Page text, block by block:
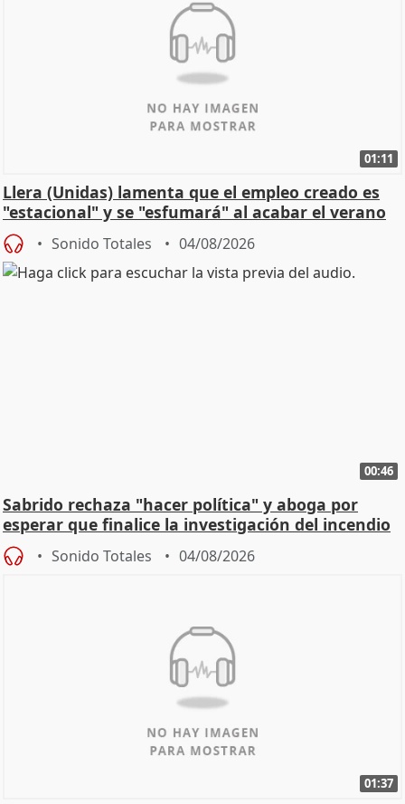
01:11
Llera (Unidas) lamenta que el empleo creado es
"estacional" y se "esfumará" al acabar el verano
Sonido Totales 04/08/2026
00:46
Sabrido rechaza "hacer política" y aboga por
esperar que finalice la investigación del incendio
Sonido Totales 04/08/2026
01:37